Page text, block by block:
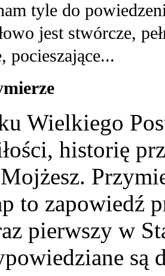
tyle do
jest stwórcze,
pocieszające...
Wielkiego
historię
to zapowiedź
pierwszy w
są